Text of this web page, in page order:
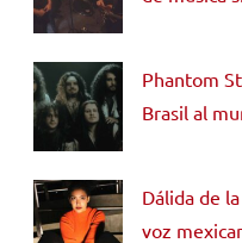
Phantom
Brasil al
Dálida de
voz